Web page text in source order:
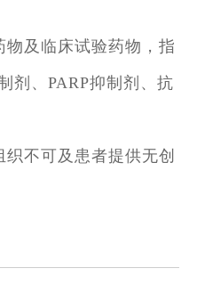
及临床试验药物，指
剂、PARP抑制剂、抗
不可及患者提供无创